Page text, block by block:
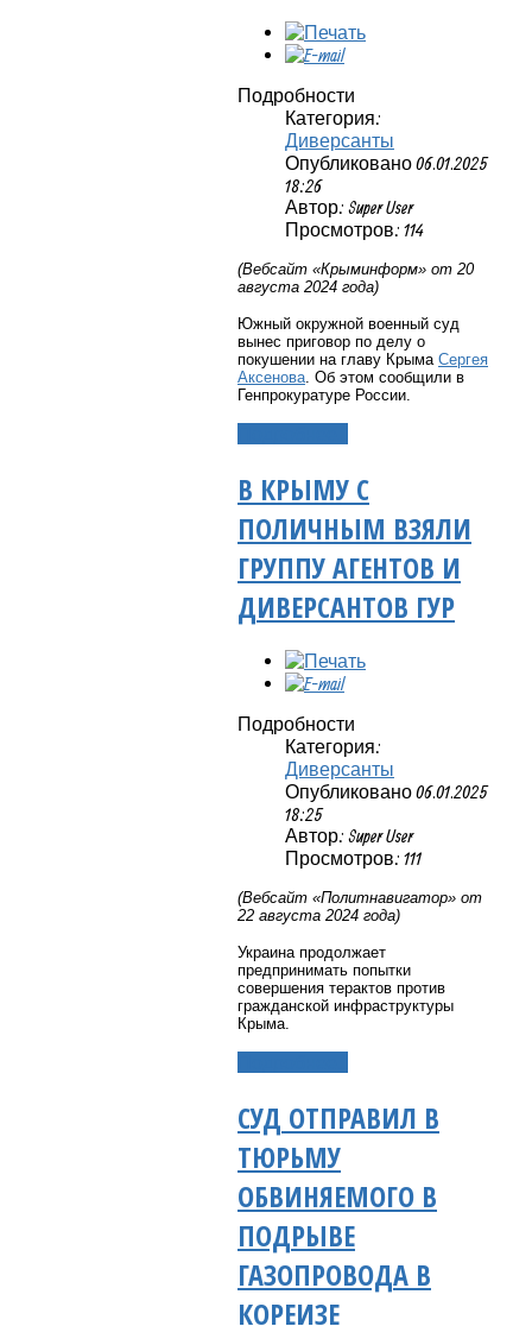
Подробности
Категория:
Диверсанты
Опубликовано 06.01.2025
18:26
Автор: Super User
Просмотров: 114
(Вебсайт «Крыминформ» от 20
августа 2024 года)
Южный окружной военный суд
вынес приговор по делу о
покушении на главу Крыма Сергея
Аксенова. Об этом сообщили в
Генпрокуратуре России.
В КРЫМУ С
ПОЛИЧНЫМ ВЗЯЛИ
ГРУППУ АГЕНТОВ И
ДИВЕРСАНТОВ ГУР
Подробности
Категория:
Диверсанты
Опубликовано 06.01.2025
18:25
Автор: Super User
Просмотров: 111
(Вебсайт «Политнавигатор» от
22 августа 2024 года)
Украина продолжает
предпринимать попытки
совершения терактов против
гражданской инфраструктуры
Крыма.
СУД ОТПРАВИЛ В
ТЮРЬМУ
ОБВИНЯЕМОГО В
ПОДРЫВЕ
ГАЗОПРОВОДА В
КОРЕИЗЕ